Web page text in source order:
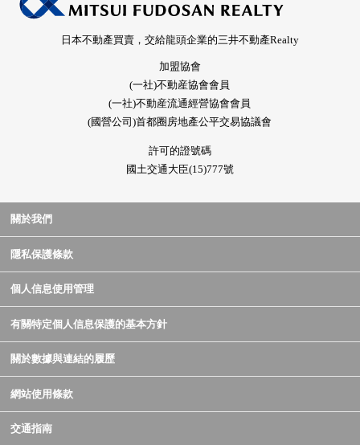
日本不動產買賣，交給龍頭企業的三井不動產Realty
加盟協會
(一社)不動産協會會員
(一社)不動産流通經營協會會員
(國營公司)首都圈房地產公平交易協議會
許可的證號碼
國土交通大臣(15)777號
關於我們
隱私保護條款
個人信息使用管理
有關特定個人信息保護的基本方針
關於數據與連結的履歷
網站使用條款
交通指南